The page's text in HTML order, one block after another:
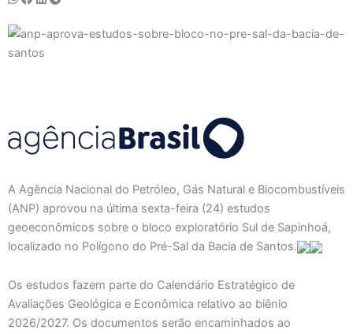
A Agência Nacional do Petróleo, Gás Natural e Biocombustíveis
(ANP) aprovou na última sexta-feira (24) estudos
geoeconômicos sobre o bloco exploratório Sul de Sapinhoá,
localizado no Polígono do Pré-Sal da Bacia de Santos.
Os estudos fazem parte do Calendário Estratégico de
Avaliações Geológica e Econômica relativo ao biênio
2026/2027. Os documentos serão encaminhados ao